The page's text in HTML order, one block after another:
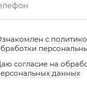
с
согласие на
данных